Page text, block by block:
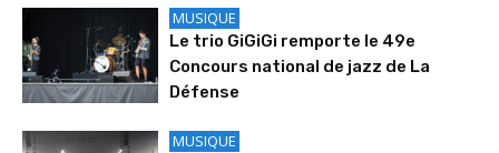
MUSIQUE
Le trio GiGiGi remporte le 49e
Concours national de jazz de La
Défense
MUSIQUE